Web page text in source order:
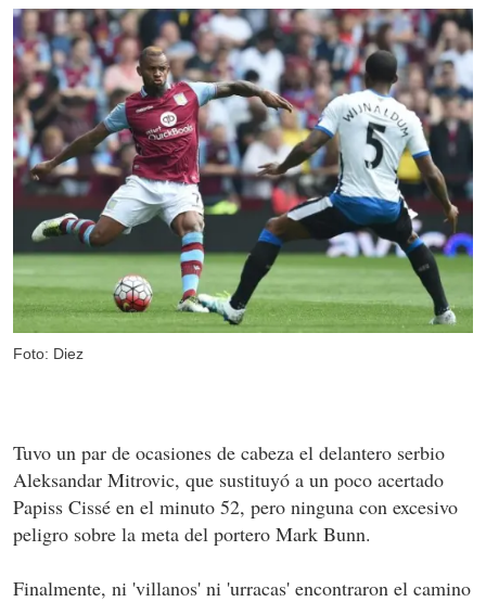
Foto: Diez
Tuvo un par de ocasiones de cabeza el delantero serbio
Aleksandar Mitrovic, que sustituyó a un poco acertado
Papiss Cissé en el minuto 52, pero ninguna con excesivo
peligro sobre la meta del portero Mark Bunn.
Finalmente, ni 'villanos' ni 'urracas' encontraron el camino